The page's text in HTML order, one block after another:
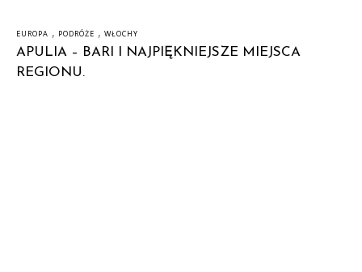
EUROPA , PODRÓŻE , WŁOCHY
APULIA – BARI I NAJPIĘKNIEJSZE MIEJSCA
REGIONU.